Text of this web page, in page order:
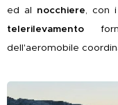
ed al nocchiere, con i
telerilevamento
dell'aeromobile